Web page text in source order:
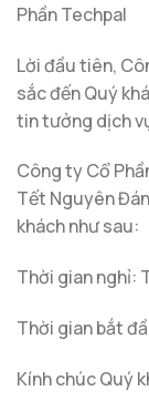
Phần Techpal
Lời đầu tiên,
sắc đến Quý
tin tưởng dịch
Công ty Cổ
Tết Nguyên
khách như sau:
Thời gian nghỉ:
Thời gian bắt
Kính chúc Quý